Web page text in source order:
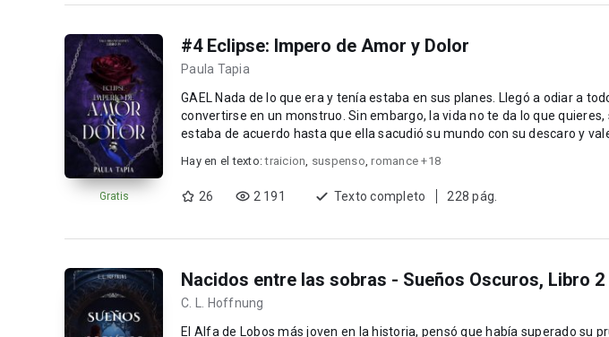
Gratis
#4 Eclipse: Impero de Amor y Dolor
Paula Tapia
GAEL Nada de lo que era y tenía estaba en sus planes. Llegó a odiar a todos los que lo obligaron a
convertirse en un monstruo. Sin embargo, la vida no te da lo que quieres,
estaba de acuerdo hasta que ella sacudió su mundo con su descaro y
Hay en el texto:traicion, suspenso,romance +18
26 2 191 Texto completo 228 pág.
Nacidos entre las sobras - Sueños Oscuros, Libro 2
C. L. Hoffnung
El Alfa de Lobos más joven en la historia, pensó que había superado su